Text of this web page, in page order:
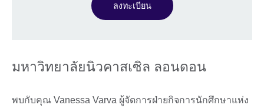
ลงทะเบียน
มหาวิทยาลัยนิวคาสเซิล ลอนดอน
พบกับคุณ Vanessa Varva ผู้จัดการฝ่ายกิจการนักศึกษาแห่ง